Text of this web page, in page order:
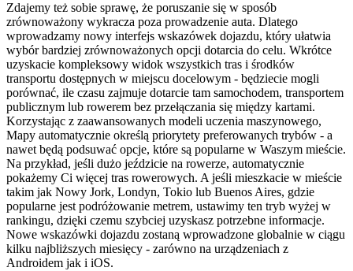
Zdajemy też sobie sprawę, że poruszanie się w sposób
zrównoważony wykracza poza prowadzenie auta. Dlatego
wprowadzamy nowy interfejs wskazówek dojazdu, który ułatwia
wybór bardziej zrównoważonych opcji dotarcia do celu. Wkrótce
uzyskacie kompleksowy widok wszystkich tras i środków
transportu dostępnych w miejscu docelowym - będziecie mogli
porównać, ile czasu zajmuje dotarcie tam samochodem, transportem
publicznym lub rowerem bez przełączania się między kartami.
Korzystając z zaawansowanych modeli uczenia maszynowego,
Mapy automatycznie określą priorytety preferowanych trybów - a
nawet będą podsuwać opcje, które są popularne w Waszym mieście.
Na przykład, jeśli dużo jeździcie na rowerze, automatycznie
pokażemy Ci więcej tras rowerowych. A jeśli mieszkacie w mieście
takim jak Nowy Jork, Londyn, Tokio lub Buenos Aires, gdzie
popularne jest podróżowanie metrem, ustawimy ten tryb wyżej w
rankingu, dzięki czemu szybciej uzyskasz potrzebne informacje.
Nowe wskazówki dojazdu zostaną wprowadzone globalnie w ciągu
kilku najbliższych miesięcy - zarówno na urządzeniach z
Androidem jak i iOS.